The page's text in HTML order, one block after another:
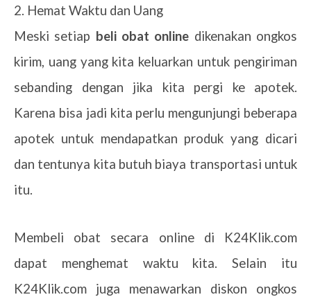
2. Hemat Waktu dan Uang
Meski setiap beli obat online dikenakan ongkos
kirim, uang yang kita keluarkan untuk pengiriman
sebanding dengan jika kita pergi ke apotek.
Karena bisa jadi kita perlu mengunjungi beberapa
apotek untuk mendapatkan produk yang dicari
dan tentunya kita butuh biaya transportasi untuk
itu.
Membeli obat secara online di K24Klik.com
dapat menghemat waktu kita. Selain itu
K24Klik.com juga menawarkan diskon ongkos